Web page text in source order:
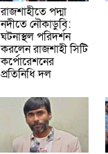
রাজশাহীতে পদ্মা
নদীতে নৌকাডুবি:
ঘটনাস্থল পরিদর্শন
করলেন রাজশাহী সিটি
কর্পোরেশনের
প্রতিনিধি দল